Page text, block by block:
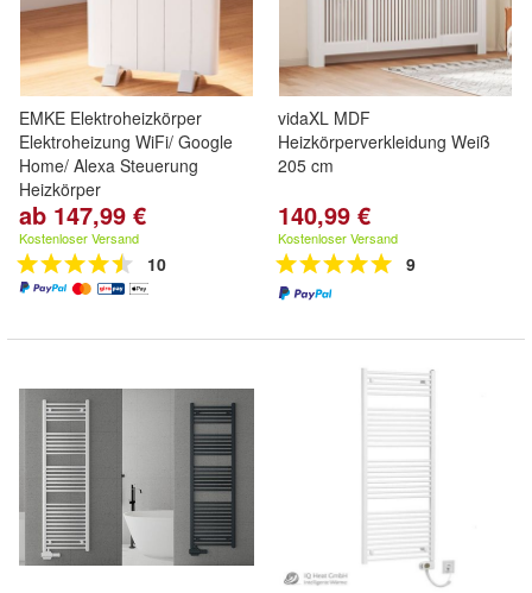
EMKE Elektroheizkörper
Elektroheizung WiFi/ Google
Home/ Alexa Steuerung
Heizkörper
ab 147,99 €
Kostenloser Versand
10
vidaXL MDF
Heizkörperverkleidung Weiß
205 cm
140,99 €
Kostenloser Versand
9